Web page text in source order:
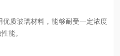
质玻璃材料，能够耐受一定浓度
能。